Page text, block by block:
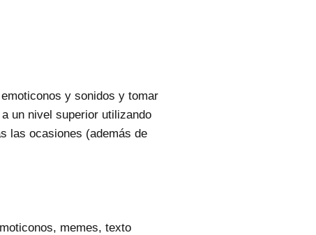
y sonidos y tomar
un nivel superior utilizando
las ocasiones (además de
memes, texto